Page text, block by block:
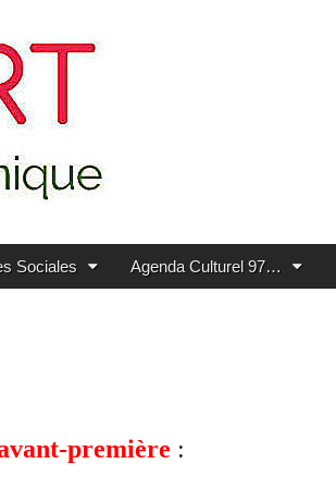
Sociales Agenda Culturel 97…
première :